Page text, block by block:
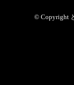
© Copyright